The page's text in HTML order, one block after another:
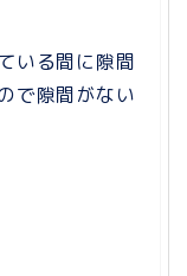
いる間に隙間
で隙間がない